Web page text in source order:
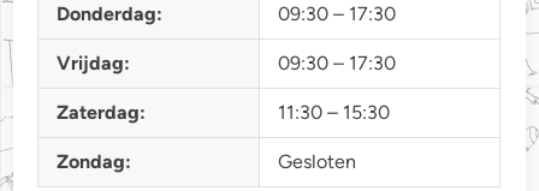
Donderdag: 09:30 – 17:30
Vrijdag: 09:30 – 17:30
Zaterdag: 11:30 – 15:30
Zondag: Gesloten